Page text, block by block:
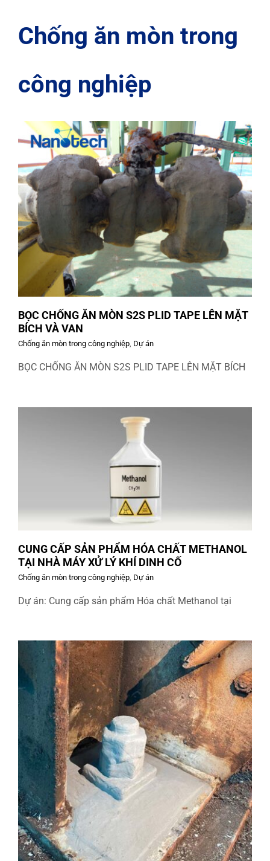
TUYỂN DỤNG ĐẠI LÝ
Tin tức
Liên hệ
Chống ăn mòn trong
công nghiệp
BỌC CHỐNG ĂN MÒN S2S PLID TAPE LÊN MẶT
BÍCH VÀ VAN
Chống ăn mòn trong công nghiệp, Dự án
BỌC CHỐNG ĂN MÒN S2S PLID TAPE LÊN MẶT BÍCH
CUNG CẤP SẢN PHẨM HÓA CHẤT METHANOL
TẠI NHÀ MÁY XỬ LÝ KHÍ DINH CỐ
Chống ăn mòn trong công nghiệp, Dự án
Dự án: Cung cấp sản phẩm Hóa chất Methanol tại